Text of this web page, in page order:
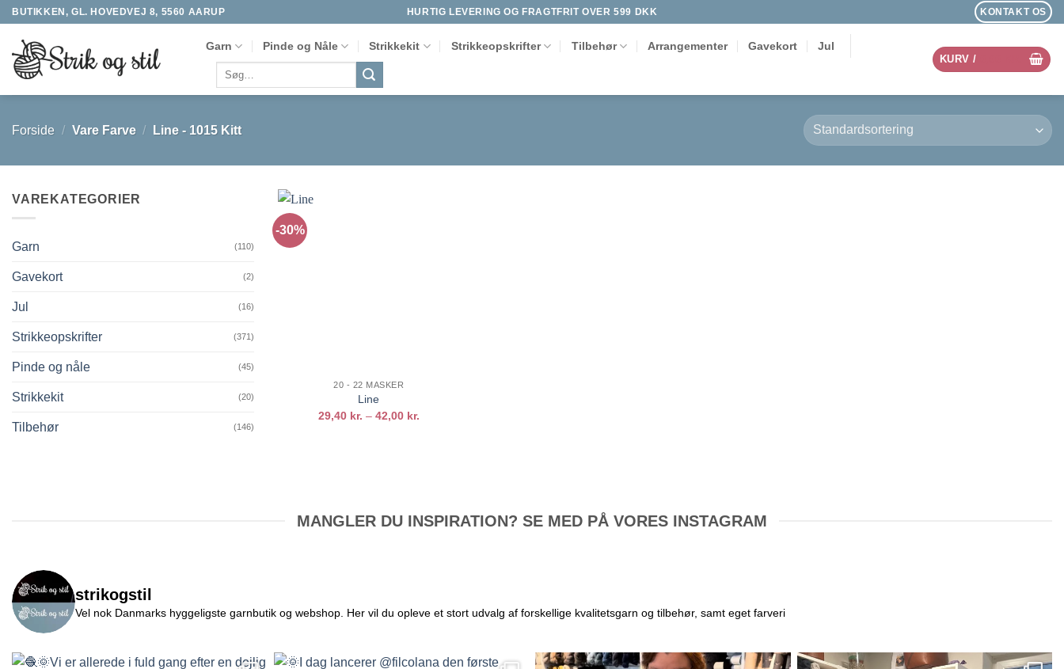
Fortsæt
indhold
BUTIKKEN, GL. HOVEDVEJ 8, 5560 AARUP HURTIG LEVERING OG FRAGTFRIT OVER 599 DKK KONTAKT OS
Garn Pinde og Nåle Strikkekit Strikkeopskrifter Tilbehør Arrangementer Gavekort Jul
Søg
efter:
KURV /
Forside / Vare Farve / Line - 1015 Kitt
VAREKATEGORIER
Garn (110)
Gavekort (2)
Jul (16)
Strikkeopskrifter (371)
Pinde og nåle (45)
Strikkekit (20)
Tilbehør (146)
-30%
20 - 22 MASKER
Line
29,40 kr. – 42,00 kr.
MANGLER DU INSPIRATION? SE MED PÅ VORES INSTAGRAM
strikogstil
Vel nok Danmarks hyggeligste garnbutik og webshop. Her vil du opleve et stort udvalg af forskellige kvalitetsgarn og tilbehør, samt eget farveri